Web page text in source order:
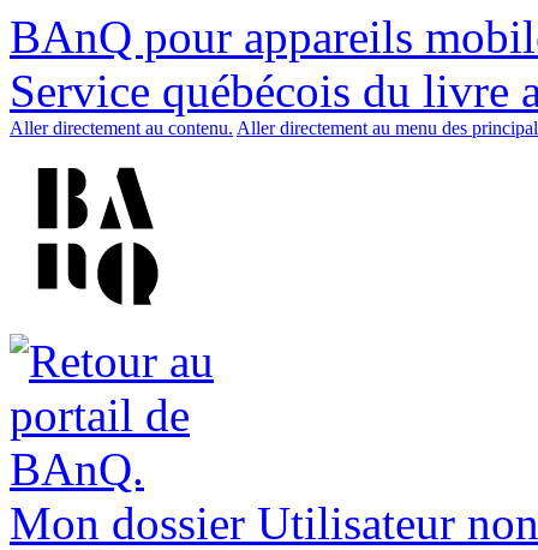
BAnQ pour appareils
Service québécois du livre
Aller directement au contenu. Aller directement au menu des
Mon dossier Utilisateur